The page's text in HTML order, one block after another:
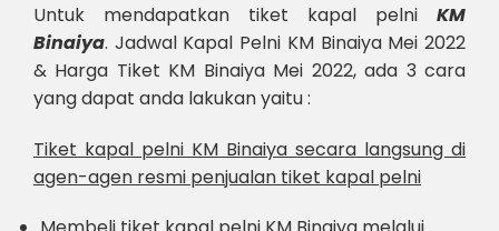
Untuk mendapatkan tiket kapal pelni KM
Binaiya. Jadwal Kapal Pelni KM Binaiya Mei 2022
& Harga Tiket KM Binaiya Mei 2022, ada 3 cara
yang dapat anda lakukan yaitu :
Tiket kapal pelni KM Binaiya secara langsung di
agen-agen resmi penjualan tiket kapal pelni